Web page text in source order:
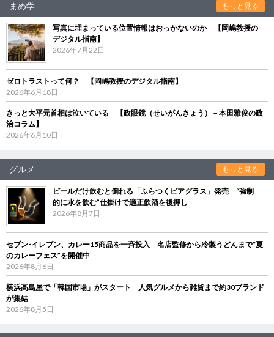
まめ学 もっと見る
写真に埋まっている位置情報はおっかないのか 【岡嶋教授の
デジタル指南】
2026年7月22日
ゼロトラストって何？ 【岡嶋教授のデジタル指南】
2026年6月18日
きっと大平元首相は泣いている 【政眼鏡（せいがんきょう）－本田雅俊の政
治コラム】
2026年6月10日
グルメ もっと見る
ビールだけ飲むと倒れる「ふらつくビアグラス」発売 “強制
的に水を飲む”仕掛けで適正飲酒を後押し
2026年8月7日
セブン‐イレブン、カレー15商品を一斉投入 名店監修から冷製うどんまで“夏
のカレーフェス”を開催中
2026年8月6日
横浜高島屋で「韓国市場」がスタート 人気グルメから雑貨まで約30ブランド
が集結
2026年8月5日